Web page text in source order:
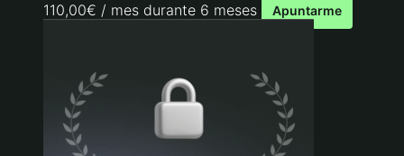
110,00€ / mes durante 6 meses Apuntarme